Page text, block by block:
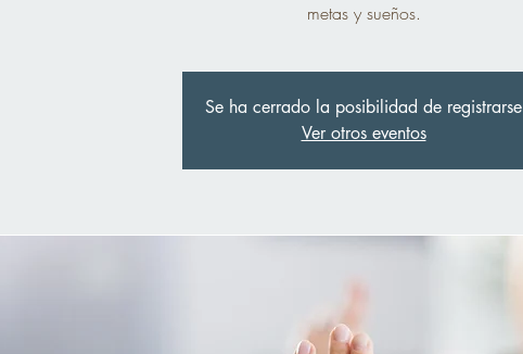
metas y sueños.
Se ha cerrado la posibilidad de registrarse
Ver otros eventos